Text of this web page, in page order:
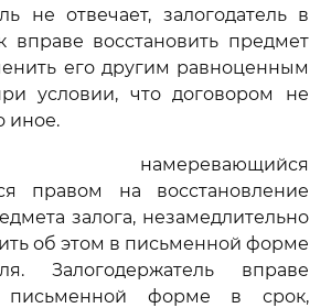
не отвечает, залогодатель в
вправе восстановить предмет
его другим равноценным
условии, что договором не
иное.
намеревающийся
правом на восстановление
залога, незамедлительно
об этом в письменной форме
Залогодержатель вправе
письменной форме в срок,